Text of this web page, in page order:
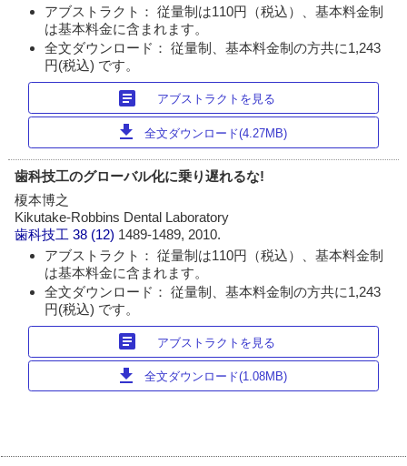
アブストラクト： 従量制は110円（税込）、基本料金制
は基本料金に含まれます。
全文ダウンロード： 従量制、基本料金制の方共に1,243
円(税込) です。
article アブストラクトを見る
download 全文ダウンロード(4.27MB)
歯科技工のグローバル化に乗り遅れるな!
榎本博之
Kikutake-Robbins Dental Laboratory
歯科技工 38 (12) 1489-1489, 2010.
アブストラクト： 従量制は110円（税込）、基本料金制
は基本料金に含まれます。
全文ダウンロード： 従量制、基本料金制の方共に1,243
円(税込) です。
article アブストラクトを見る
download 全文ダウンロード(1.08MB)